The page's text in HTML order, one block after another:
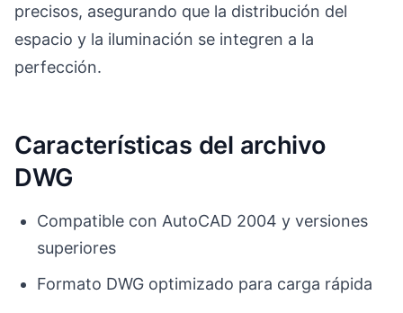
precisos, asegurando que la distribución del
espacio y la iluminación se integren a la
perfección.
Características del archivo
DWG
Compatible con AutoCAD 2004 y versiones
superiores
Formato DWG optimizado para carga rápida